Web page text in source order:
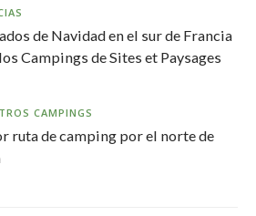
de Navidad en el sur de Francia
Campings de Sites et Paysages
CAMPINGS
ruta de camping por el norte de